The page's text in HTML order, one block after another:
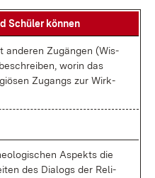
Schü­ler kön­nen
an­de­ren Zu­gän­gen (Wis­
wor­in das
Zu­gangs zur Wirk­
As­pekts die
des Dia­logs der Re­li­